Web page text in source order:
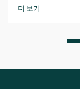
과적으로 전달합니
더 보기